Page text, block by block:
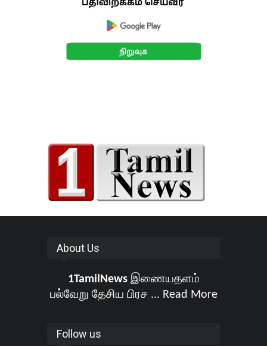
About Us
1TamilNewsஇணையதளம்
பல்வேறு தேசிய பிரச ... Read More
Follow us